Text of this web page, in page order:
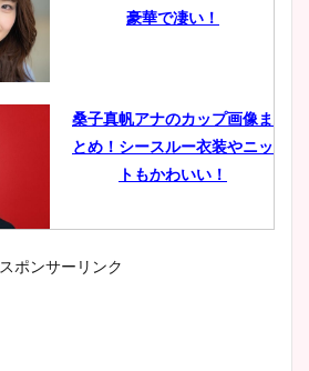
豪華で凄い！
桑子真帆アナのカップ画像ま
とめ！シースルー衣装やニッ
トもかわいい！
小室瑛莉子のカップ画像まと
スポンサーリンク